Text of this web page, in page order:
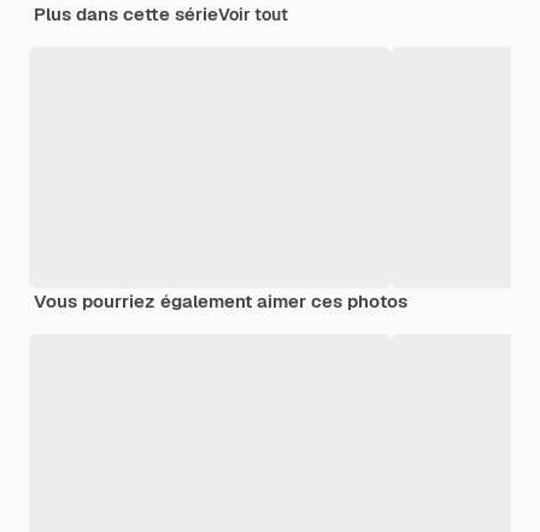
Plus dans cette sérieVoir tout
Vous pourriez également aimer ces photos